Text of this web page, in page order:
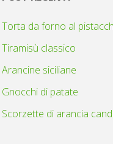
Torta da forno al
Tiramisù classico
Arancine siciliane
Gnocchi di patate
Scorzette di arancia